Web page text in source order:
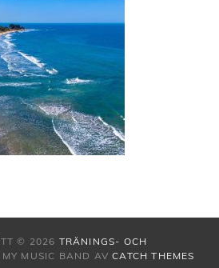
© 2026 TRÄNINGS- OCH
MY MUSIC BAND AVCATCH THEMES